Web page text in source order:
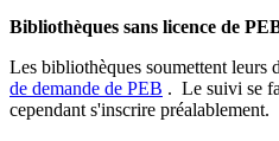
Bibliothèques sans licence de
Les bibliothèques soumettent leurs
de demande de PEB . Le suivi se
cependant s'inscrire préalablement.